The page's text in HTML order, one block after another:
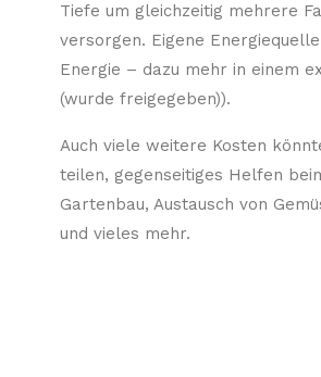
Tiefe um gleichzeitig mehrere
versorgen. Eigene
Energie – dazu mehr in einem
(wurde freigegeben)).
Auch viele weitere Kosten
teilen, gegenseitiges Helfen
Gartenbau, Austausch von
und vieles mehr.